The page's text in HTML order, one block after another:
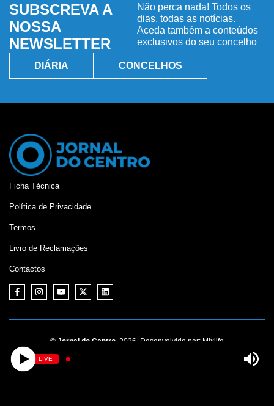
SUBSCREVA A
NOSSA
NEWSLETTER
Não perca nada! Todos os
dias, todas as notícias.
Aceda também a conteúdos
exclusivos do seu concelho
DIÁRIA CONCELHOS
Ficha Técnica
Política de Privacidade
Termos
Livro de Reclamações
Contactos
© Jornal do Centro, 2026. Desenvolvido por: Mixlife
LIVE